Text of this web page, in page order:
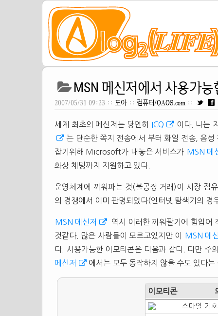
MSN 메신저에서 사용가
2007/05/31 09:23 :: 도아 :: 컴퓨터/QAOS.com ::
세계 최초의 메신저는 당연히 ICQ
이다. 나는
는 단순한 쪽지 전송에서 부터 화일 전송, 음
잡기위해 Microsoft가 내놓은 서비스가 MSN 메
화상 채팅까지 지원하고 있다.
운영체계에 끼워파는 것(불공정 거래)이 시장 점
의 경쟁에서 이미 판명되었다(인터넷 탐색기의
MSN 메신저
역시 이러한 끼워팔기에 힘입어
것같다. 많은 사람들이 모르고있지만 이
MSN 메
다. 사용가능한 이모티콘은 다음과 같다. 다만 주
메신저
에서는 모두 동작하지 않을 수도 있다는
이모티콘
스마일 기호